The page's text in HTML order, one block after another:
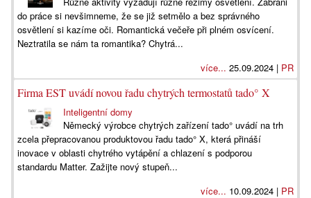
do práce si nevšimneme, že se již setmělo a bez správného
osvětlení si kazíme oči. Romantická večeře při plném osvícení.
Neztratila se nám ta romantika? Chytrá...
více... 25.09.2024 | PR
Firma EST uvádí novou řadu chytrých termostatů tado° X
Inteligentní domy
Německý výrobce chytrých zařízení tado° uvádí na trh
zcela přepracovanou produktovou řadu tado° X, která přináší
inovace v oblasti chytrého vytápění a chlazení s podporou
standardu Matter. Zažijte nový stupeň...
více... 10.09.2024 | PR